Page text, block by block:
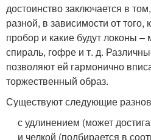
достоинство заключается в
разной, в зависимости от того,
пробор и какие будут локоны –
спираль, гофре и т. д.
позволяют ей гармонично
торжественный образ.
Существуют следующие
с удлинением (может
и челкой (подбирается в